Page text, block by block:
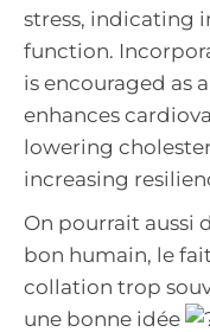
stress, indicating
function.
is encouraged as
enhances
lowering
increasing
On pourrait aussi
bon humain, le
collation trop
une bonne idée